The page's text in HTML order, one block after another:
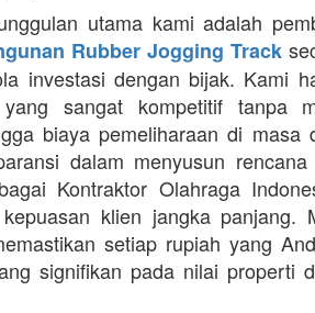
utama kami adalah
Rubber Jogging Track
investasi dengan bijak. Kami
sangat kompetitif tanpa
biaya pemeliharaan di masa
dalam menyusun
Kontraktor Olahraga
klien jangka panjang.
setiap rupiah yang
signifikan pada nilai properti